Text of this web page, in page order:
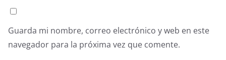
Guarda mi nombre, correo electrónico y web en este
navegador para la próxima vez que comente.